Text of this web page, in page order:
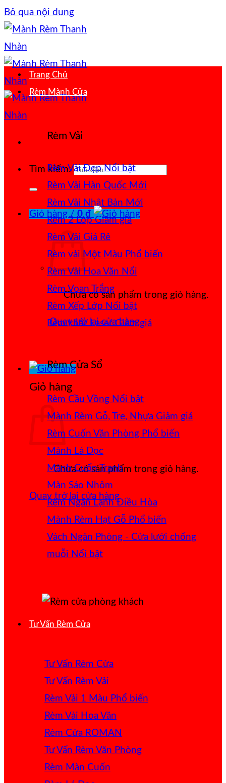
Bỏ qua nội dung
Tìm kiếm:
Giỏ hàng /0₫
Chưa có sản phẩm trong giỏ hàng.
Quay trở lại cửa hàng
Giỏ hàng
Chưa có sản phẩm trong giỏ hàng.
Quay trở lại cửa hàng
Trang Chủ
Rèm Mành Cửa
Rèm Vải
Rèm Vải Đẹp
Rèm Vải Hàn Quốc
Rèm Vải Nhật Bản
Rèm 2 Lớp
Rèm Vải Giá Rẻ
Rèm vải Một Màu
Rèm Vải Hoa Văn Nổi
Rèm Voan Trắng
Rèm Xếp Lớp
Rèm khắc Laser
Rèm Cửa Sổ
Rèm Cầu Vồng
Mành Rèm Gỗ, Tre, Nhựa
Rèm Cuốn Văn Phòng
Mành Lá Dọc
Mành Cuốn Tranh
Màn Sáo Nhôm
Rèm Ngăn Lạnh Điều Hòa
Mành Rèm Hạt Gỗ
Vách Ngăn Phòng - Cửa lưới chống
muỗi
Tư Vấn Rèm Cửa
Tư Vấn Rèm Cửa
Tư Vấn Rèm Vải
Rèm Vải 1 Màu
Rèm Vải Hoa Văn
Rèm Cửa ROMAN
Tư Vấn Rèm Văn Phòng
Rèm Màn Cuốn